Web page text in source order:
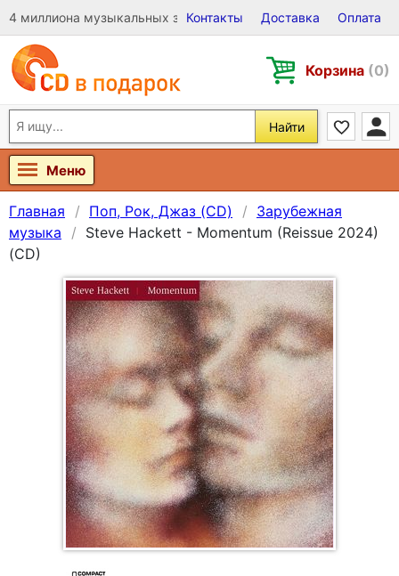
4 миллиона музыкальных записей на Виниле, CD и DVD
Контакты Доставка Оплата
Корзина (0)
Найти
Меню
Главная Поп, Рок, Джаз (CD)
Зарубежная
музыка
Steve Hackett - Momentum (Reissue 2024)
(CD)